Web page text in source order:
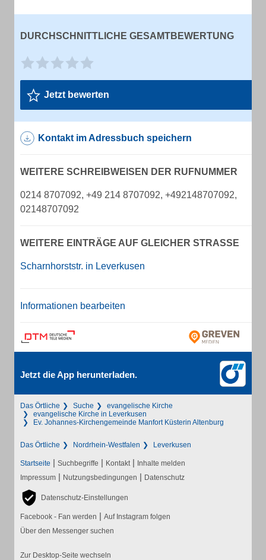
DURCHSCHNITTLICHE GESAMTBEWERTUNG
Jetzt bewerten
Kontakt im Adressbuch speichern
WEITERE SCHREIBWEISEN DER RUFNUMMER
0214 8707092, +49 214 8707092, +492148707092,
02148707092
WEITERE EINTRÄGE AUF GLEICHER STRASSE
Scharnhorststr. in Leverkusen
Informationen bearbeiten
Jetzt die App herunterladen.
Das Örtliche Suche
evangelische Kirche
evangelische Kirche in Leverkusen
Ev. Johannes-Kirchengemeinde Manfort Küsterin Altenburg
Das Örtliche Nordrhein-Westfalen Leverkusen
Startseite | Suchbegriffe | Kontakt | Inhalte melden
Impressum | Nutzungsbedingungen | Datenschutz
Datenschutz-Einstellungen
Facebook - Fan werden | Auf Instagram folgen
Über den Messenger suchen
Zur Desktop-Seite wechseln